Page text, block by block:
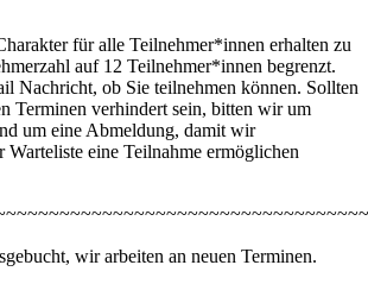
für alle Teilnehmer*innen erhalten zu
auf 12 Teilnehmer*innen begrenzt.
Nachricht, ob Sie teilnehmen können. Sollten
Terminen verhindert sein, bitten wir um
um eine Abmeldung, damit wir
eine Teilnahme ermöglichen
wir arbeiten an neuen Terminen.